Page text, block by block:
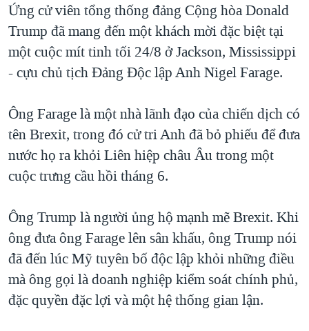
GIÁO DỤC
CÁC GIÁ TRỊ CỘNG HÒA Ở VIỆT NAM
THƯỢNG ĐỈNH TRUMP-KIM TẠI VIỆT NAM
TRỊNH VĨNH BÌNH VS. CHÍNH PHỦ VIỆT NAM
BÊN KIA QUỐC LỘ: TIẾNG VỌNG TỪ NÔNG THÔN MỸ
Ứng cử viên tổng thống đảng Cộng hòa Donald
Trump đã mang đến một khách mời đặc biệt tại
một cuộc mít tinh tối 24/8 ở Jackson, Mississippi
- cựu chủ tịch Đảng Độc lập Anh Nigel Farage.
Ông Farage là một nhà lãnh đạo của chiến dịch có
tên Brexit, trong đó cử tri Anh đã bỏ phiếu để đưa
nước họ ra khỏi Liên hiệp châu Âu trong một
cuộc trưng cầu hồi tháng 6.
Ông Trump là người ủng hộ mạnh mẽ Brexit. Khi
ông đưa ông Farage lên sân khấu, ông Trump nói
đã đến lúc Mỹ tuyên bố độc lập khỏi những điều
mà ông gọi là doanh nghiệp kiểm soát chính phủ,
đặc quyền đặc lợi và một hệ thống gian lận.